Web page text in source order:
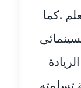
.كما
تسلمته